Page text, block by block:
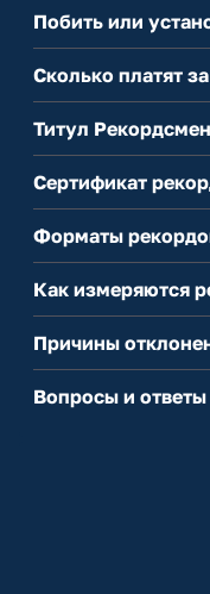
Побить или
Сколько платят
Титул Рекордсмен
Сертификат
Форматы
Как измеряются
Причины
Вопросы и ответы